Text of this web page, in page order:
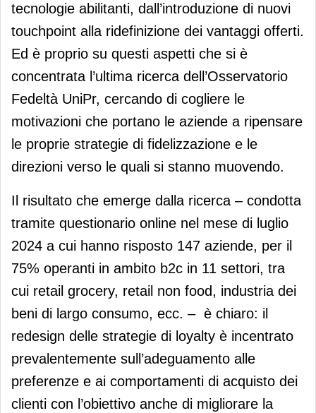
tecnologie abilitanti, dall’introduzione di nuovi
touchpoint alla ridefinizione dei vantaggi offerti.
Ed è proprio su questi aspetti che si è
concentrata l’ultima ricerca dell’Osservatorio
Fedeltà UniPr, cercando di cogliere le
motivazioni che portano le aziende a ripensare
le proprie strategie di fidelizzazione e le
direzioni verso le quali si stanno muovendo.
Il risultato che emerge dalla ricerca – condotta
tramite questionario online nel mese di luglio
2024 a cui hanno risposto 147 aziende, per il
75% operanti in ambito b2c in 11 settori, tra
cui retail grocery, retail non food, industria dei
beni di largo consumo, ecc. – è chiaro: il
redesign delle strategie di loyalty è incentrato
prevalentemente sull’adeguamento alle
preferenze e ai comportamenti di acquisto dei
clienti con l’obiettivo anche di migliorare la